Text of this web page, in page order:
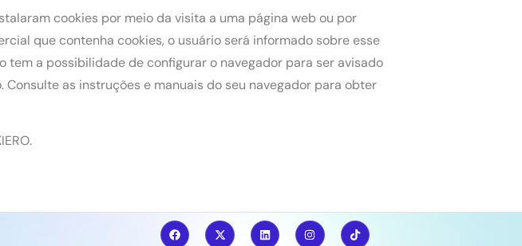
cookies por meio da visita a uma página web ou por
que contenha cookies, o usuário será informado sobre esse
a possibilidade de configurar o navegador para ser avisado
as instruções e manuais do seu navegador para obter